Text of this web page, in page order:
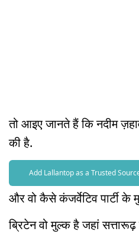
तो आइए जानते हैं कि नदीम
की है.
Add Lallantop as a Trusted
और वो कैसे कंजर्वेटिव पार्टी के
ब्रिटेन वो मुल्क है जहां सत्तारूढ़